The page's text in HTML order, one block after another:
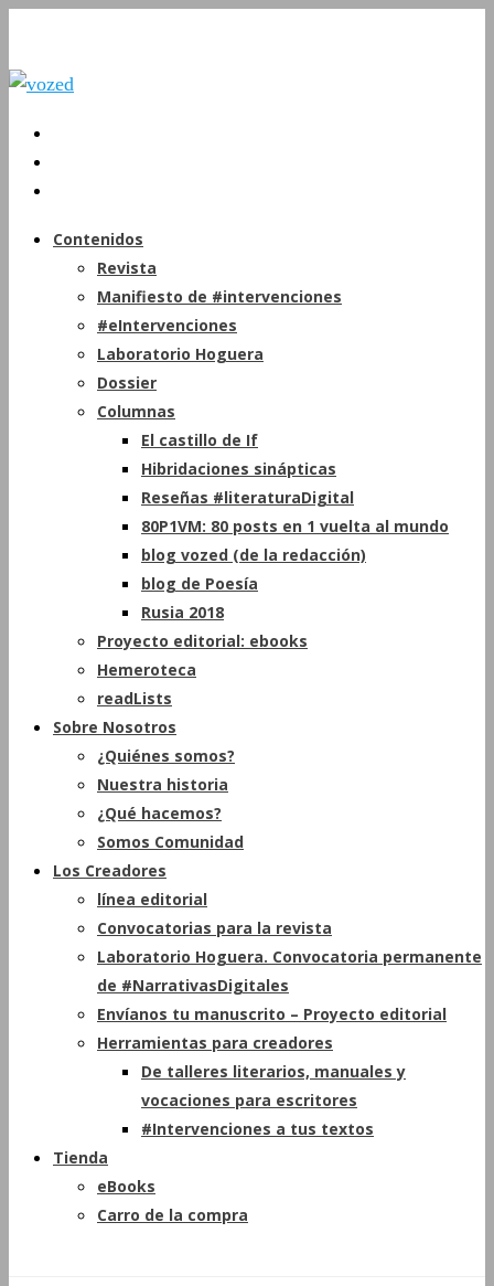
Contenidos
Revista
Manifiesto de #intervenciones
#eIntervenciones
Laboratorio Hoguera
Dossier
Columnas
El castillo de If
Hibridaciones sinápticas
Reseñas #literaturaDigital
80P1VM: 80 posts en 1 vuelta al mundo
blog vozed (de la redacción)
blog de Poesía
Rusia 2018
Proyecto editorial: ebooks
Hemeroteca
readLists
Sobre Nosotros
¿Quiénes somos?
Nuestra historia
¿Qué hacemos?
Somos Comunidad
Los Creadores
línea editorial
Convocatorias para la revista
Laboratorio Hoguera. Convocatoria permanente
de #NarrativasDigitales
Envíanos tu manuscrito – Proyecto editorial
Herramientas para creadores
De talleres literarios, manuales y
vocaciones para escritores
#Intervenciones a tus textos
Tienda
eBooks
Carro de la compra